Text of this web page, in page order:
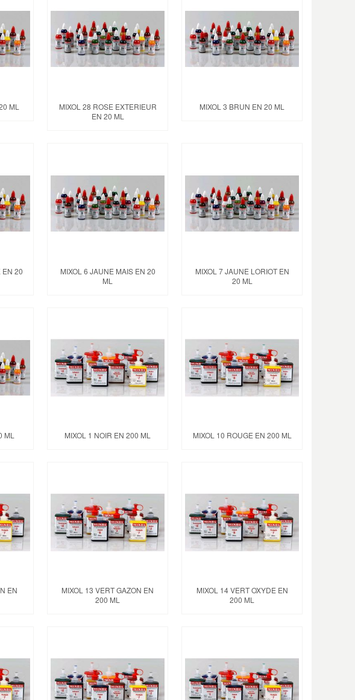
ML
MIXOL 28 ROSE EXTERIEUR
EN 20 ML
MIXOL 3 BRUN EN 20 ML
EN 20
MIXOL 6 JAUNE MAIS EN 20
ML
MIXOL 7 JAUNE LORIOT EN
20 ML
ML MIXOL 1 NOIR EN 200 ML MIXOL 10 ROUGE EN 200 ML
EN
MIXOL 13 VERT GAZON EN
200 ML
MIXOL 14 VERT OXYDE EN
200 ML